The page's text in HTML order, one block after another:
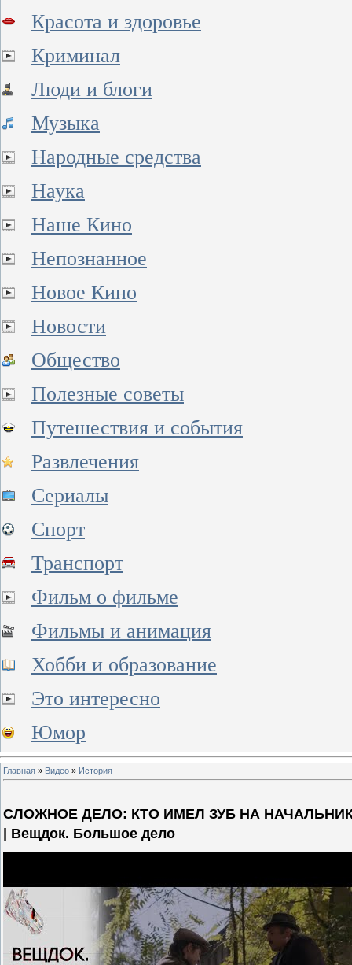
Красота и здоровье
Криминал
Люди и блоги
Музыка
Народные средства
Наука
Наше Кино
Непознанное
Новое Кино
Новости
Общество
Полезные советы
Путешествия и события
Развлечения
Сериалы
Спорт
Транспорт
Фильм о фильме
Фильмы и анимация
Хобби и образование
Это интересно
Юмор
Главная » Видео » История
СЛОЖНОЕ ДЕЛО: КТО ИМЕЛ ЗУБ НА
| Вещдок. Большое дело